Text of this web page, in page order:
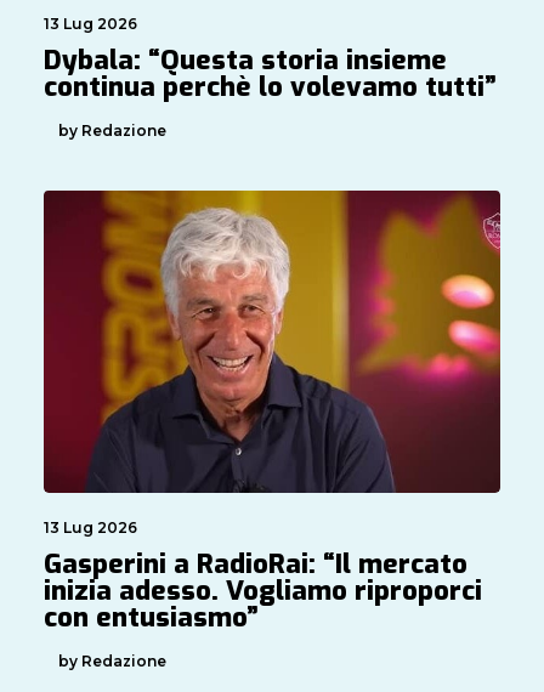
13 Lug 2026
Dybala: “Questa storia insieme
continua perchè lo volevamo tutti”
by Redazione
13 Lug 2026
Gasperini a RadioRai: “Il mercato
inizia adesso. Vogliamo riproporci
con entusiasmo”
by Redazione